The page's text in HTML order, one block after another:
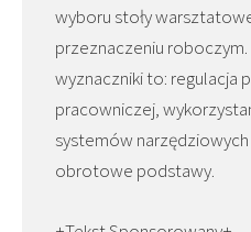
wyboru stoły
przeznaczeniu
wyznaczniki to: regulacja
pracowniczej,
systemów
obrotowe podstawy.